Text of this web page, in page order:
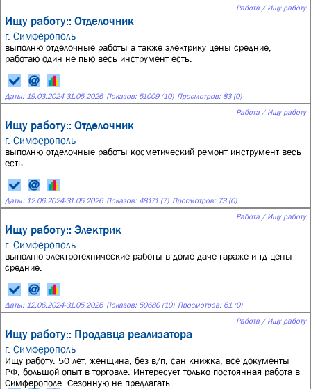
Работа / Ищу работу
Ищу работу:: Отделочник
г. Симферополь
выполню отделочные работы а также электрику цены средние,
работаю один не пью весь инструмент есть.
Даты: 19.03.2024-31.05.2026 Показов: 51009 (10) Просмотров: 83 (0)
Работа / Ищу работу
Ищу работу:: Отделочник
г. Симферополь
выполню отделочные работы косметический ремонт инструмент весь
есть.
Даты: 12.06.2024-31.05.2026 Показов: 48171 (7) Просмотров: 73 (0)
Работа / Ищу работу
Ищу работу:: Электрик
г. Симферополь
выполню электротехнические работы в доме даче гараже и тд цены
средние.
Даты: 12.06.2024-31.05.2026 Показов: 50680 (10) Просмотров: 61 (0)
Работа / Ищу работу
Ищу работу:: Продавца реализатора
г. Симферополь
Ищу работу. 50 лет, женщина, без в/п, сан книжка, все документы
РФ, большой опыт в торговле. Интересует только постоянная работа в
Симферополе. Сезонную не предлагать.